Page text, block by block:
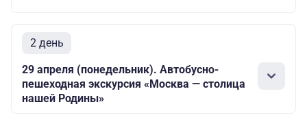
2 день
29 апреля (понедельник). Автобусно-
пешеходная экскурсия «Москва — столица
нашей Родины»